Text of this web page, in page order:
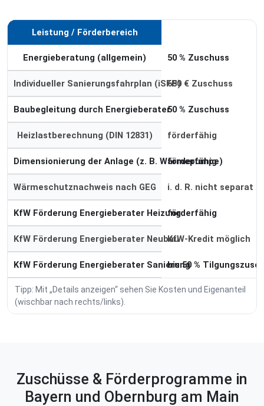
Leistung / Förderbereich
Energieberatung (allgemein) 50 % Zuschuss
Individueller Sanierungsfahrplan (iSFP)650 € Zuschuss
Baubegleitung durch Energieberater50 % Zuschuss
Heizlastberechnung (DIN 12831) förderfähig
Dimensionierung der Anlage (z. B. Wärmepumpe)
förderfähig
Wärmeschutznachweis nach GEG i. d. R. nicht separat
KfW Förderung Energieberater Heizungförderfähig
KfW Förderung Energieberater NeubauKfW-Kredit möglich
KfW Förderung Energieberater Sanierung
bis 50 %
Tipp: Mit „Details anzeigen“ sehen Sie Kosten und Eigenanteil
(wischbar nach rechts/links).
Zuschüsse & Förderprogramme in
Bayern und Obernburg am Main